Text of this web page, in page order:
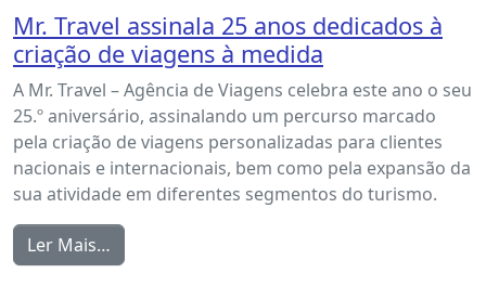
Mr. Travel assinala 25 anos dedicados à
criação de viagens à medida
A Mr. Travel – Agência de Viagens celebra este ano o seu
25.º aniversário, assinalando um percurso marcado
pela criação de viagens personalizadas para clientes
nacionais e internacionais, bem como pela expansão da
sua atividade em diferentes segmentos do turismo.
Ler Mais…